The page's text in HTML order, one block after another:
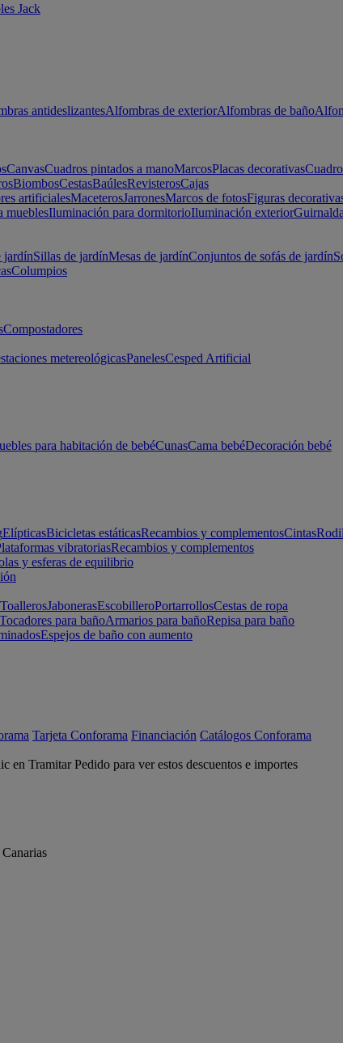
Jack
antideslizantesAlfombras de exteriorAlfombras de baño
CanvasCuadros pintados a manoMarcosPlacas decorativas
BiombosCestasBaúlesRevisterosCajas
artificialesMaceterosJarronesMarcos de fotosFiguras
mueblesIluminación para dormitorioIluminación exterior
jardínSillas de jardínMesas de jardínConjuntos de sofás de jardín
Columpios
Compostadores
metereológicasPanelesCesped Artificial
para habitación de bebéCunasCama bebéDecoración bebé
ElípticasBicicletas estáticasRecambios y complementosCintas
vibratoriasRecambios y complementos
y esferas de equilibrio
ToallerosJabonerasEscobilleroPortarrollosCestas de ropa
Tocadores para bañoArmarios para bañoRepisa para baño
Espejos de baño con aumento
Tarjeta Conforama Financiación Catálogos Conforama
Tramitar Pedido para ver estos descuentos e importes
Canarias